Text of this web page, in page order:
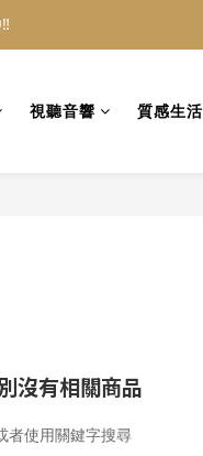
用)
視聽音響 質感生活
沒有相關商品
者使用關鍵字搜尋